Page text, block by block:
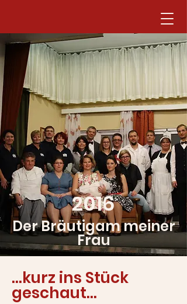
2016
Der Bräutigam meiner
Frau
…kurz ins Stück
geschaut…